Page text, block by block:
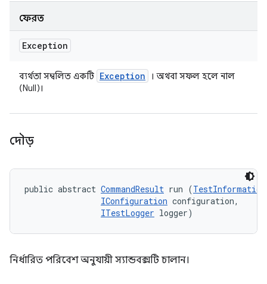
ফেরত
Exception
ব্যর্থতা সম্বলিত একটি Exception
। অথবা সফল হলে নাল
(Null)।
দৌড়
public abstract CommandResult run (TestInformation
IConfiguration configuration,
ITestLogger logger)
নির্ধারিত পরিবেশ অনুযায়ী স্যান্ডবক্সটি চালান।